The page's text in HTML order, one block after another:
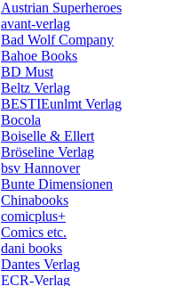
Austrian Superheroes
avant-verlag
Bad Wolf Company
Bahoe Books
BD Must
Beltz Verlag
BESTIEunlmt Verlag
Bocola
Boiselle & Ellert
Bröseline Verlag
bsv Hannover
Bunte Dimensionen
Chinabooks
comicplus+
Comics etc.
dani books
Dantes Verlag
ECR-Verlag